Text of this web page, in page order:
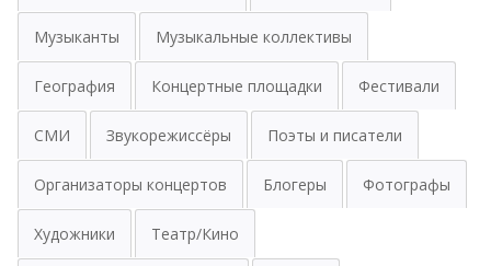
Музыканты Музыкальные коллективы
География Концертные площадки Фестивали
СМИ Звукорежиссёры Поэты и писатели
Организаторы концертов Блогеры Фотографы
Художники Театр/Кино